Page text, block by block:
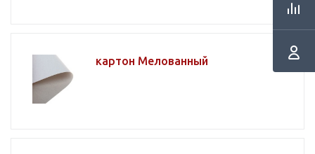
картон Мелованный